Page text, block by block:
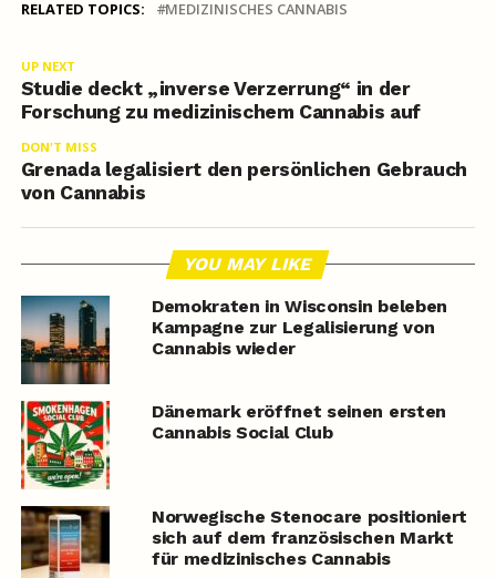
RELATED TOPICS: MEDIZINISCHES CANNABIS
UP NEXT
Studie deckt „inverse Verzerrung“ in der
Forschung zu medizinischem Cannabis auf
DON'T MISS
Grenada legalisiert den persönlichen Gebrauch
von Cannabis
YOU MAY LIKE
Demokraten in Wisconsin beleben
Kampagne zur Legalisierung von
Cannabis wieder
Dänemark eröffnet seinen ersten
Cannabis Social Club
Norwegische Stenocare positioniert
sich auf dem französischen Markt
für medizinisches Cannabis